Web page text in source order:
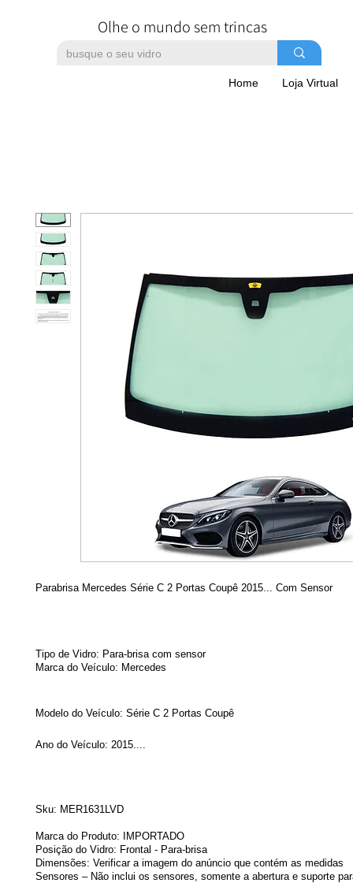
Olhe o mundo sem trincas
Home Loja Virtual
Parabrisa Mercedes Série C 2 Portas Coupê 2015... Com Sensor
Tipo de Vidro: Para-brisa com sensor
Marca do Veículo: Mercedes
Modelo do Veículo: Série C 2 Portas Coupê
Ano do Veículo: 2015....
Sku: MER1631LVD
Marca do Produto: IMPORTADO
Posição do Vidro: Frontal - Para-brisa
Dimensões: Verificar a imagem do anúncio que contém as medidas
Sensores – Não inclui os sensores, somente a abertura e suporte